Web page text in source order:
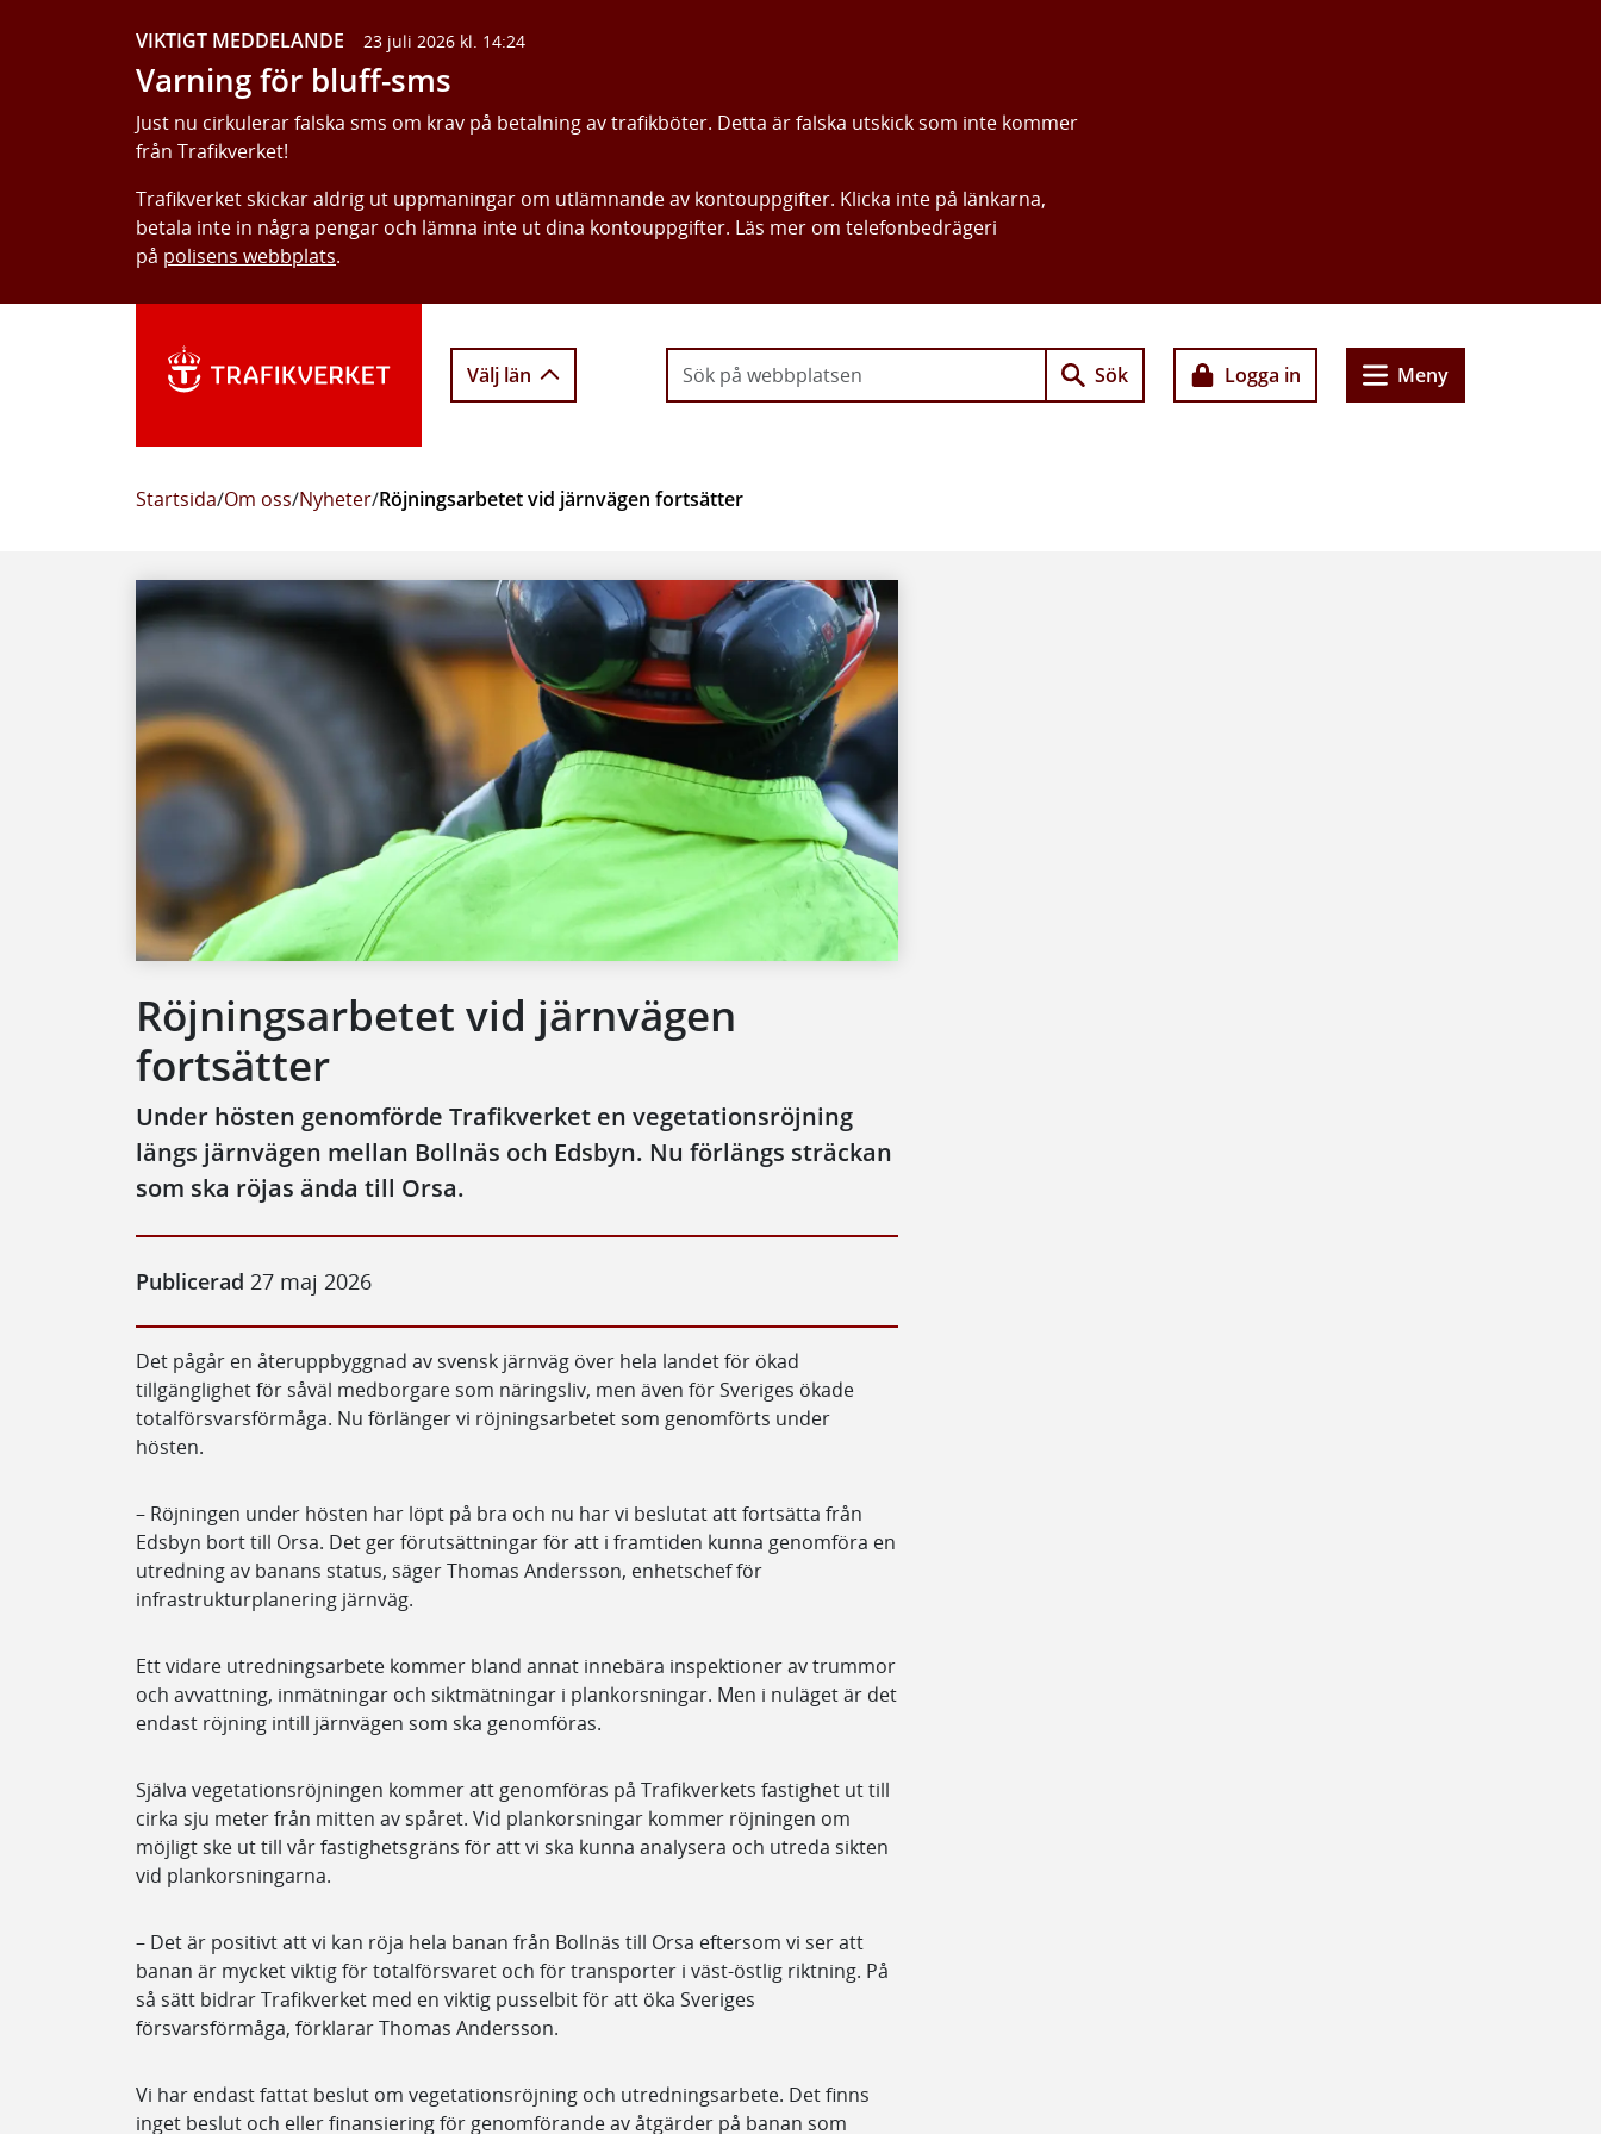
VIKTIGT MEDDELANDE 23 juli 2026 kl. 14:24
Varning för bluff-sms
Just nu cirkulerar falska sms om krav på betalning av trafikböter. Detta är falska utskick som inte kommer
från Trafikverket!
Trafikverket skickar aldrig ut uppmaningar om utlämnande av kontouppgifter. Klicka inte på länkarna,
betala inte in några pengar och lämna inte ut dina kontouppgifter. Läs mer om telefonbedrägeri
på polisens webbplats.
Välj län Sök Logga in Meny
Startsida/Om oss/Nyheter/Röjningsarbetet vid järnvägen fortsätter
Röjningsarbetet vid järnvägen
fortsätter
Under hösten genomförde Trafikverket en vegetationsröjning
längs järnvägen mellan Bollnäs och Edsbyn. Nu förlängs sträckan
som ska röjas ända till Orsa.
Publicerad 27 maj 2026
Det pågår en återuppbyggnad av svensk järnväg över hela landet för ökad
tillgänglighet för såväl medborgare som näringsliv, men även för Sveriges ökade
totalförsvarsförmåga. Nu förlänger vi röjningsarbetet som genomförts under
hösten.
– Röjningen under hösten har löpt på bra och nu har vi beslutat att fortsätta från
Edsbyn bort till Orsa. Det ger förutsättningar för att i framtiden kunna genomföra en
utredning av banans status, säger Thomas Andersson, enhetschef för
infrastrukturplanering järnväg.
Ett vidare utredningsarbete kommer bland annat innebära inspektioner av trummor
och avvattning, inmätningar och siktmätningar i plankorsningar. Men i nuläget är det
endast röjning intill järnvägen som ska genomföras.
Själva vegetationsröjningen kommer att genomföras på Trafikverkets fastighet ut till
cirka sju meter från mitten av spåret. Vid plankorsningar kommer röjningen om
möjligt ske ut till vår fastighetsgräns för att vi ska kunna analysera och utreda sikten
vid plankorsningarna.
– Det är positivt att vi kan röja hela banan från Bollnäs till Orsa eftersom vi ser att
banan är mycket viktig för totalförsvaret och för transporter i väst-östlig riktning. På
så sätt bidrar Trafikverket med en viktig pusselbit för att öka Sveriges
försvarsförmåga, förklarar Thomas Andersson.
Vi har endast fattat beslut om vegetationsröjning och utredningsarbete. Det finns
inget beslut och eller finansiering för genomförande av åtgärder på banan som